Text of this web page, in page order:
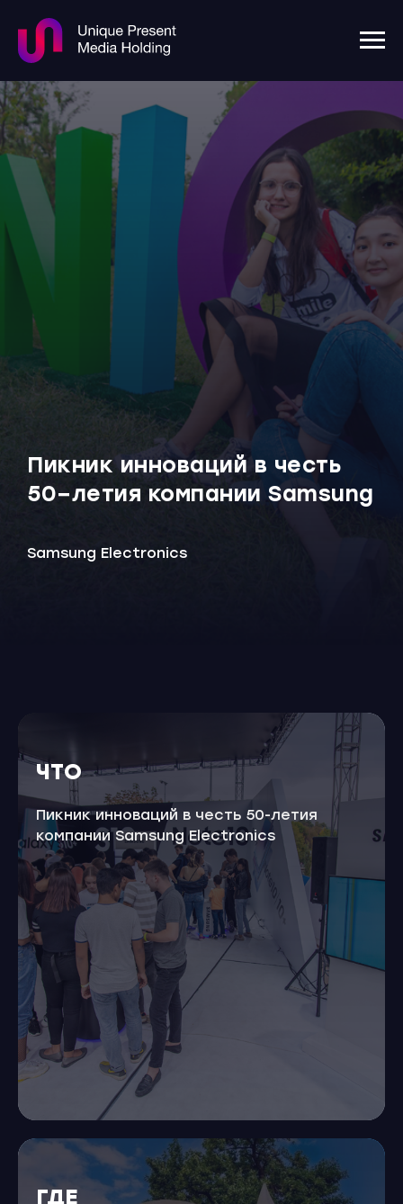
Пикник инноваций в честь
50−летия компании Samsung
Samsung Electronics
ЧТО
Пикник инноваций в честь 50-летия
компании Samsung Electronics
ГДЕ